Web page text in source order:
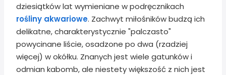
dziesiątków lat wymieniane w podręcznikach
rośliny akwariowe. Zachwyt miłośników budzą ich
delikatne, charakterystycznie "palczasto"
powycinane liście, osadzone po dwa (rzadziej
więcej) w okółku. Znanych jest wiele gatunków i
odmian kabomb, ale niestety większość z nich jest